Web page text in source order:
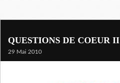
QUESTIONS DE COEUR II
29 Mai 2010